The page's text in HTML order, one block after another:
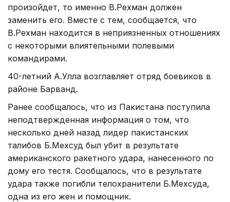
произойдет, то именно В.Рехман должен
заменить его. Вместе с тем, сообщается, что
В.Рехман находится в неприязненных отношениях
с некоторыми влиятельными полевыми
командирами.
40-летний А.Улла возглавляет отряд боевиков в
районе Барванд.
Ранее сообщалось, что из Пакистана поступила
неподтвержденная информация о том, что
несколько дней назад лидер пакистанских
талибов Б.Мехсуд был убит в результате
американского ракетного удара, нанесенного по
дому его тестя. Сообщалось, что в результате
удара также погибли телохранители Б.Мехсуда,
одна из его жен и помощник.